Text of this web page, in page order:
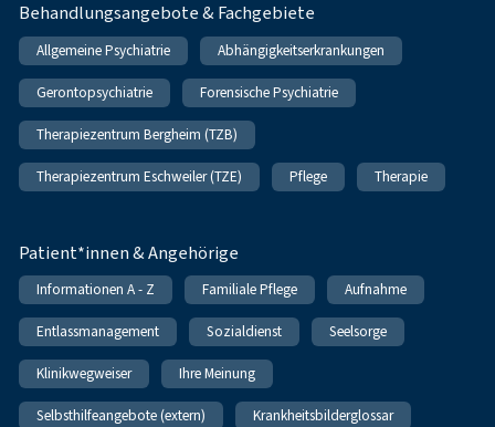
Behandlungsangebote & Fachgebiete
Allgemeine Psychiatrie Abhängigkeitserkrankungen
Gerontopsychiatrie Forensische Psychiatrie
Therapiezentrum Bergheim (TZB)
Therapiezentrum Eschweiler (TZE) Pflege Therapie
Patient*innen & Angehörige
Informationen A - Z Familiale Pflege Aufnahme
Entlassmanagement Sozialdienst Seelsorge
Klinikwegweiser Ihre Meinung
Selbsthilfeangebote (extern) Krankheitsbilderglossar